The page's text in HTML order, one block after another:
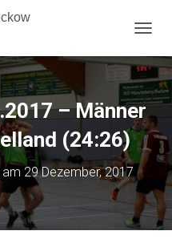
– Männer
(24:26)
29 Dezember, 2017